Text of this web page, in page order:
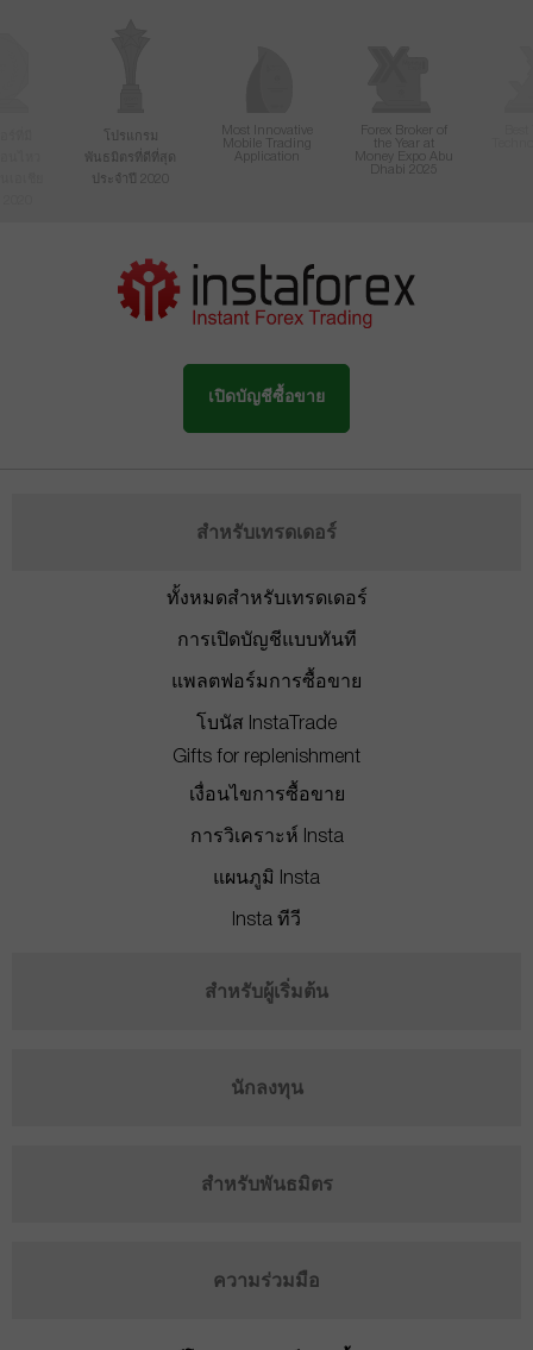
โปรแกรม
พันธมิตรที่ดีที่สุด
ประจำปี 2020
Most Innovative
Mobile Trading
Application
Forex Broker of
the Year at
Money Expo Abu
Dhabi 2025
เปิดบัญชีซื้อขาย
สำหรับเทรดเดอร์
ทั้งหมดสำหรับเทรดเดอร์
การเปิดบัญชีแบบทันที
แพลตฟอร์มการซื้อขาย
โบนัส InstaTrade
Gifts for replenishment
เงื่อนไขการซื้อขาย
การวิเคราะห์ Insta
แผนภูมิ Insta
Insta ทีวี
สำหรับผู้เริ่มต้น
นักลงทุน
สำหรับพันธมิตร
ความร่วมมือ